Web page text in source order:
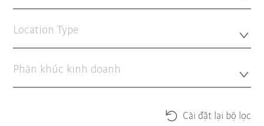
Location Type
Phân khúc kinh doanh
Cài đặt lại bộ lọc